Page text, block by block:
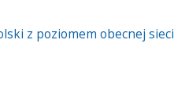
z poziomem obecnej sieci